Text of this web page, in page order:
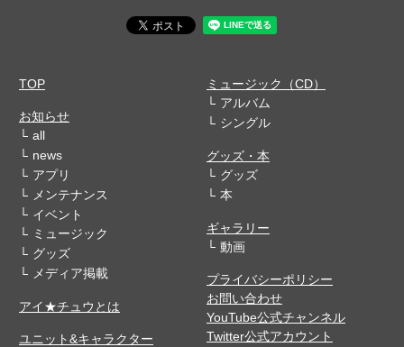
TOP
お知らせ
all
news
アプリ
メンテナンス
イベント
ミュージック
グッズ
メディア掲載
アイ★チュウとは
ユニット&キャラクター
ミュージック（CD）
アルバム
シングル
グッズ・本
グッズ
本
ギャラリー
動画
プライバシーポリシー
お問い合わせ
YouTube公式チャンネル
Twitter公式アカウント